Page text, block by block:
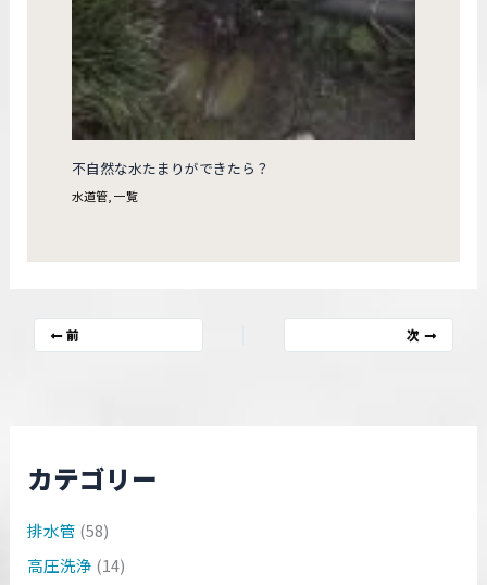
不自然な水たまりができたら？
水道管 ,一覧
前 次
カテゴリー
排水管 (58)
高圧洗浄 (14)